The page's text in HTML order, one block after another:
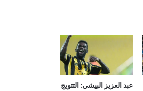
عبد العزيز البيشي: التتويج